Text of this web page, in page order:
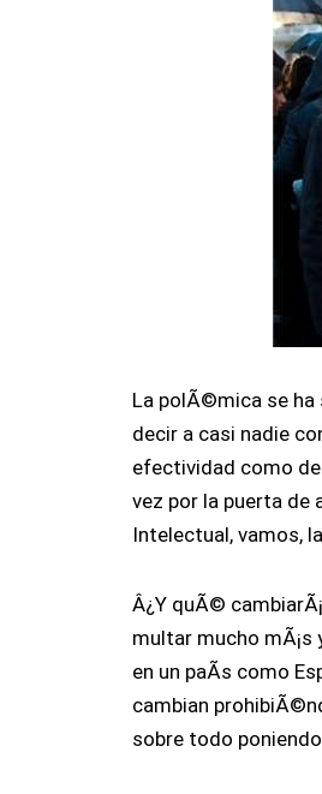
La polÃ©mica se ha
decir a casi nadie
efectividad como
vez por la puerta de
Intelectual, vamos,
Â¿Y quÃ©
multar mucho mÃ¡s
en un paÃ­s como
cambian
sobre todo